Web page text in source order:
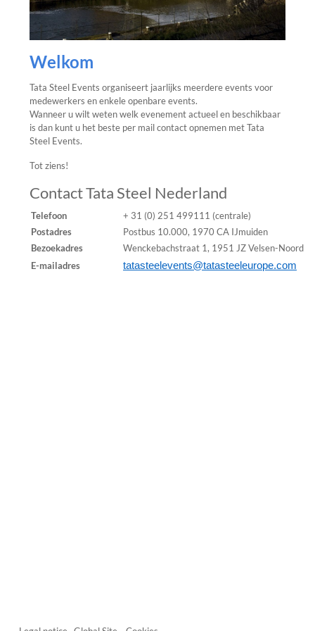
Welkom
Tata Steel Events organiseert jaarlijks meerdere events voor
medewerkers en enkele openbare events.
Wanneer u wilt weten welk evenement actueel en beschikbaar
is dan kunt u het beste per mail contact opnemen met Tata
Steel Events.
Tot ziens!
Contact Tata Steel Nederland
Telefoon
+ 31 (0) 251 499111 (centrale)
Postadres
Postbus 10.000, 1970 CA IJmuiden
Bezoekadres
Wenckebachstraat 1, 1951 JZ Velsen-Noord
E-mailadres
tatasteelevents@tatasteeleurope.com